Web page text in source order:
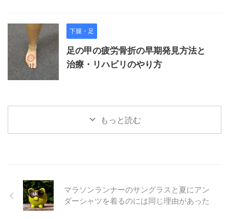
下腿・足
足の甲の疲労骨折の早期発見方法と
治療・リハビリのやり方
もっと読む
マラソンランナーのサングラスと夏にアン
ダーシャツを着るのには同じ理由があった